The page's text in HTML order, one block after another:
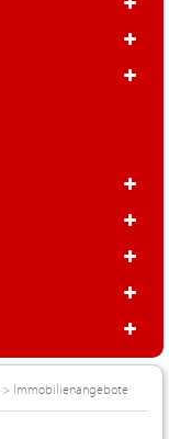
> Immobilienangebote